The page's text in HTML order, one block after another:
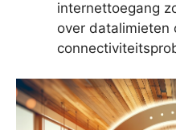
internettoegang
over datalimieten